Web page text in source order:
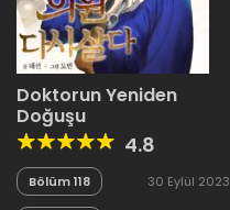
Doktorun Yeniden
Doğuşu
4.8
Bölüm 118 30 Eylül 2023